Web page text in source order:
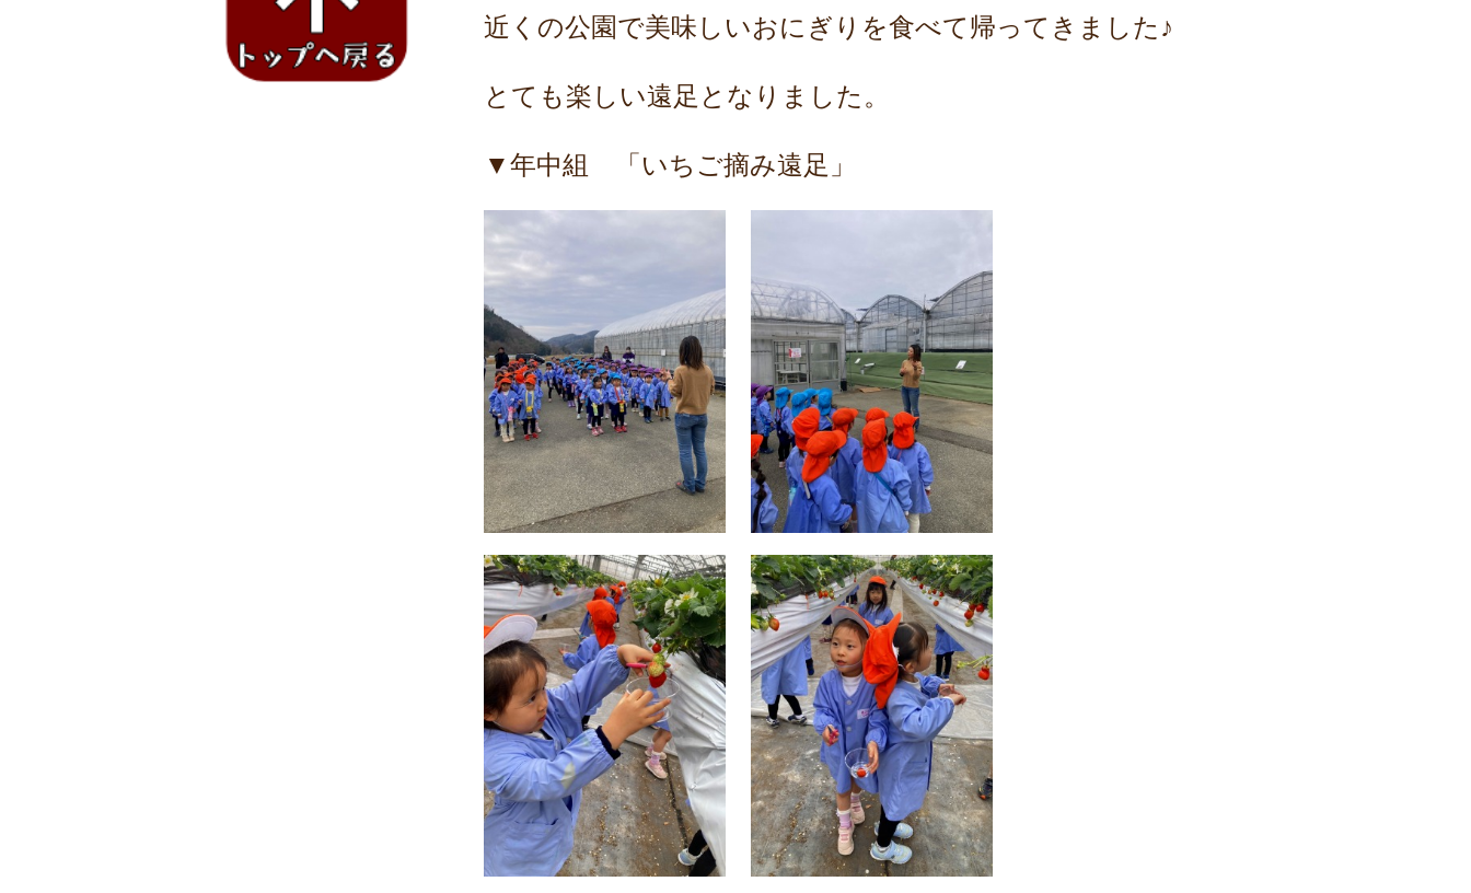
近くの公園で美味しいおにぎりを食べて帰ってきました♪
とても楽しい遠足となりました。
▼年中組 「いちご摘み遠足」